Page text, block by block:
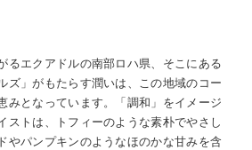
るエクアドルの南部ロハ県、そこにある
ズ」がもたらす潤いは、この地域のコー
みとなっています。「調和」をイメージ
ストは、トフィーのような素朴でやさし
やパンプキンのようなほのかな甘みを含